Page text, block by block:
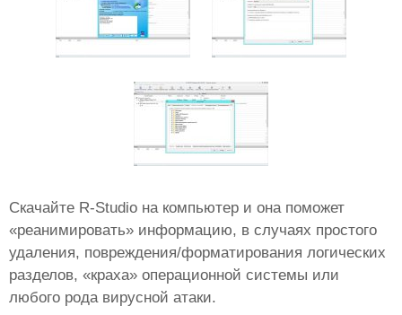
Скачайте R-Studio на компьютер и она поможет
«реанимировать» информацию, в случаях простого
удаления, повреждения/форматирования логических
разделов, «краха» операционной системы или
любого рода вирусной атаки.